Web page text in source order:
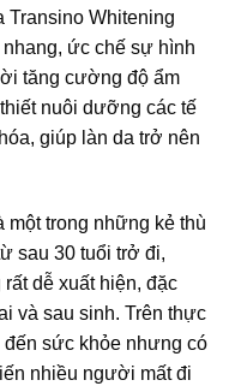
Transino Whitening
ức chế sự hình
tăng cường độ ẩm
nuôi dưỡng các tế
giúp làn da trở nên
một trong những kẻ thù
sau 30 tuổi trở đi,
dễ xuất hiện, đặc
và sau sinh. Trên thực
đến sức khỏe nhưng có
nhiều người mất đi